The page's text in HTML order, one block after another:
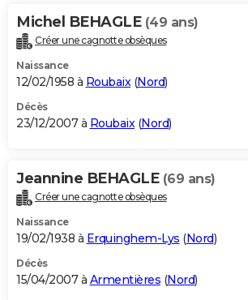
Michel BEHAGLE (49 ans)
Créer une cagnotte obsèques
Naissance
12/02/1958 à Roubaix(Nord)
Décès
23/12/2007 à Roubaix(Nord)
Jeannine BEHAGLE (69 ans)
Créer une cagnotte obsèques
Naissance
19/02/1938 à Erquinghem-Lys (Nord)
Décès
15/04/2007 à Armentières (Nord)